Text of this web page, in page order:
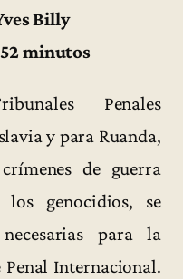
Billy
minutos
Penales
y para Ruanda,
de guerra
genocidios, se
para la
Internacional.